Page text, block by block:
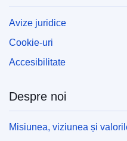
Avize juridice
Cookie-uri
Accesibilitate
Despre noi
Misiunea, viziunea și